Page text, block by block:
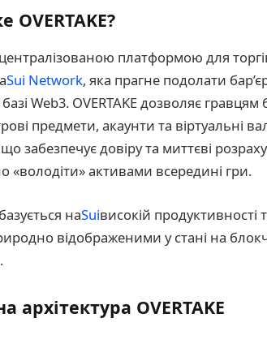
OVERTAKE?
платформою для
Sui Network, яка прагне подолати
Web3. OVERTAKE дозволяє
предмети, акаунти та віртуальні
забезпечує довіру та миттєві
«володіти» активами всередині гри.
наSuiвисокій продуктивності
відображеними у стані на
архітектура OVERTAKE